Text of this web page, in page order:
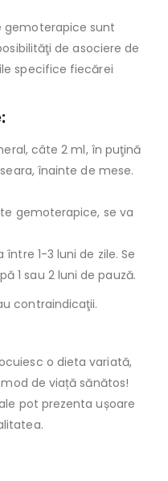
gemoterapice sunt
de asociere de
specifice fiecărei
câte 2 ml, în puţină
înainte de mese.
gemoterapice, se va
1-3 luni de zile. Se
1 sau 2 luni de pauză.
contraindicaţii.
o dieta variată,
de viață sănătos!
pot prezenta ușoare